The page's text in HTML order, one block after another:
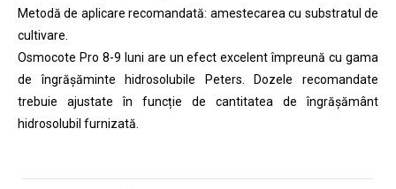
Metodă de aplicare recomandată: amestecarea cu substratul de
cultivare.
Osmocote Pro 8-9 luni are un efect excelent împreună cu gama
de îngrășăminte hidrosolubile Peters. Dozele recomandate
trebuie ajustate în funcție de cantitatea de îngrășământ
hidrosolubil furnizată.